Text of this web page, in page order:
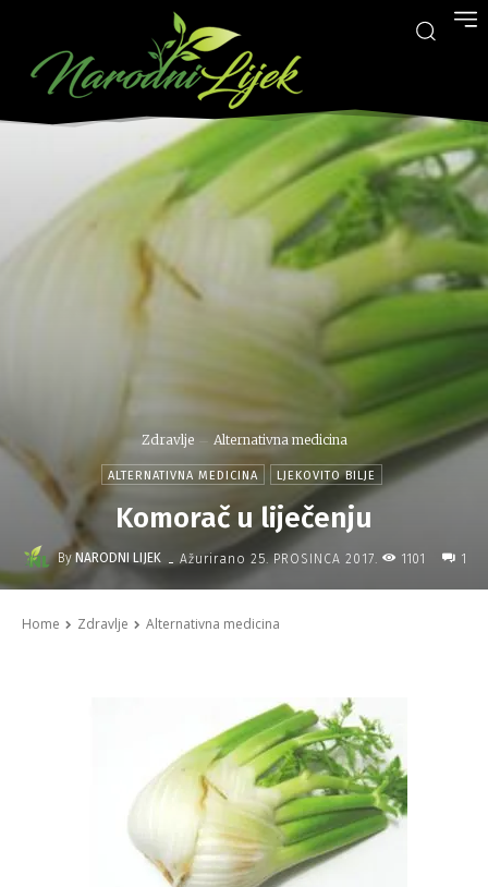
Zdravlje Alternativna medicina
ALTERNATIVNA MEDICINA LJEKOVITO BILJE
Komorač u liječenju
By NARODNI LIJEK - Ažurirano 25. PROSINCA 2017. 1101 1
Home Zdravlje Alternativna medicina